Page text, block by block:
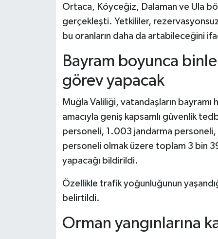
Ortaca, Köyceğiz, Dalaman ve Ula
gerçekleşti. Yetkililer,
bu oranların daha da artabileceğini
Bayram boyunca
görev yapacak
Muğla Valiliği, vatandaşların
amacıyla geniş kapsamlı güvenlik
personeli, 1.003 jandarma
personeli olmak üzere toplam 3 bin
yapacağı bildirildi.
Özellikle trafik yoğunluğunun
belirtildi.
Orman yangınlarına